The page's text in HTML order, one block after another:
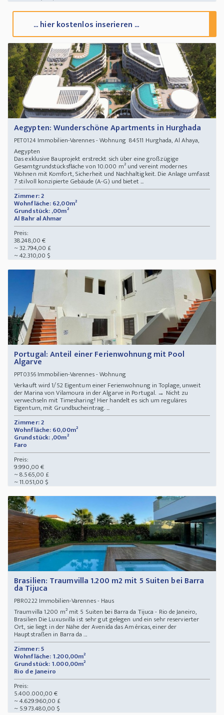
... hier kostenlos inserieren ...
Aegypten: Wunderschöne Apartments in Hurghada
PET0124Immobilien-Varennes - Wohnung 84511 Hurghada, Al Ahaya,
Aegypten
Das exklusive Bauprojekt erstreckt sich über eine großzügige
Gesamtgrundstücksfläche von 10.000 m² und vereint modernes
Wohnen mit Komfort, Sicherheit und Nachhaltigkeit. Die Anlage umfasst
7 stilvoll konzipierte Gebäude (A-G) und bietet ...
Zimmer: 2
Wohnfläche: 62,00m²
Grundstück: ,00m²
Al Bahr al Ahmar
Preis:
38.248,00 €
~ 32.794,00 £
~ 42.310,00 $
Portugal: Anteil einer Ferienwohnung mit Pool
Algarve
PPT0356Immobilien-Varennes - Wohnung
Verkauft wird 1/52 Eigentum einer Ferienwohnung in Toplage, unweit
der Marina von Vilamoura in der Algarve in Portugal. → Nicht zu
verwechseln mit Timesharing! Hier handelt es sich um reguläres
Eigentum, mit Grundbucheintrag. ...
Zimmer: 2
Wohnfläche: 60,00m²
Grundstück: ,00m²
Faro
Preis:
9.990,00 €
~ 8.565,00 £
~ 11.051,00 $
Brasilien: Traumvilla 1.200 m2 mit 5 Suiten bei Barra
da Tijuca
PBR0222Immobilien-Varennes - Haus
Traumvilla 1.200 m² mit 5 Suiten bei Barra da Tijuca - Rio de Janeiro,
Brasilien Die Luxusvilla ist sehr gut gelegen und ein sehr reservierter
Ort, sie liegt in der Nähe der Avenida das Américas, einer der
Hauptstraßen in Barra da ...
Zimmer: 5
Wohnfläche: 1.200,00m²
Grundstück: 1.000,00m²
Rio de Janeiro
Preis:
5.400.000,00 €
~ 4.629.960,00 £
~ 5.973.480,00 $